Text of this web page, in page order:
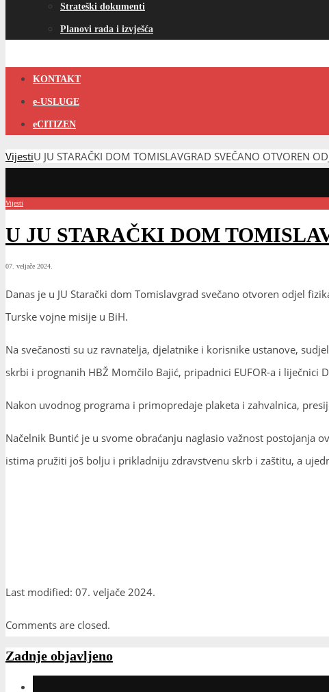
Strateški dokumenti
Planovi rada i izvješća
KONTAKT
e-USLUGE
eCITIZEN
VijestiU JU STARAČKI DOM TOMISLAVGRAD SVEČANO OTVOREN
Vijesti
U JU STARAČKI DOM
07. veljače 2024.
Danas je u JU Starački dom Tomislavgrad svečano otvoren odjel
Turske vojne misije u BiH.
Na svečanosti su uz ravnatelja, djelatnike i korisnike ustanove,
skrbi i prognanih HBŽ Momčilo Bajić, pripadnici EUFOR-a i liječnici
Nakon uvodnog programa i primopredaje plaketa i zahvalnica,
Načelnik Buntić je u svome obraćanju naglasio važnost postojanja
istima pružiti još bolju i prikladniju zdravstvenu skrb i zaštitu, a
Last modified: 07. veljače 2024.
Comments are closed.
Zadnje objavljeno